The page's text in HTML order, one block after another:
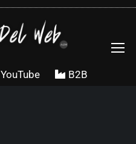
B2B
YouTube